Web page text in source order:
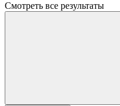
Смотреть все результаты